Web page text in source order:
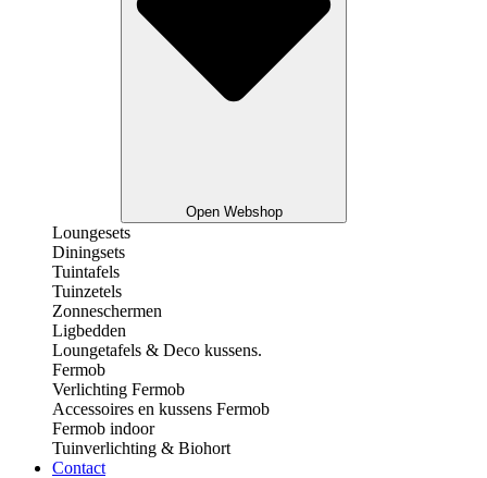
Open Webshop
Loungesets
Diningsets
Tuintafels
Tuinzetels
Zonneschermen
Ligbedden
Loungetafels & Deco kussens.
Fermob
Verlichting Fermob
Accessoires en kussens Fermob
Fermob indoor
Tuinverlichting & Biohort
Contact